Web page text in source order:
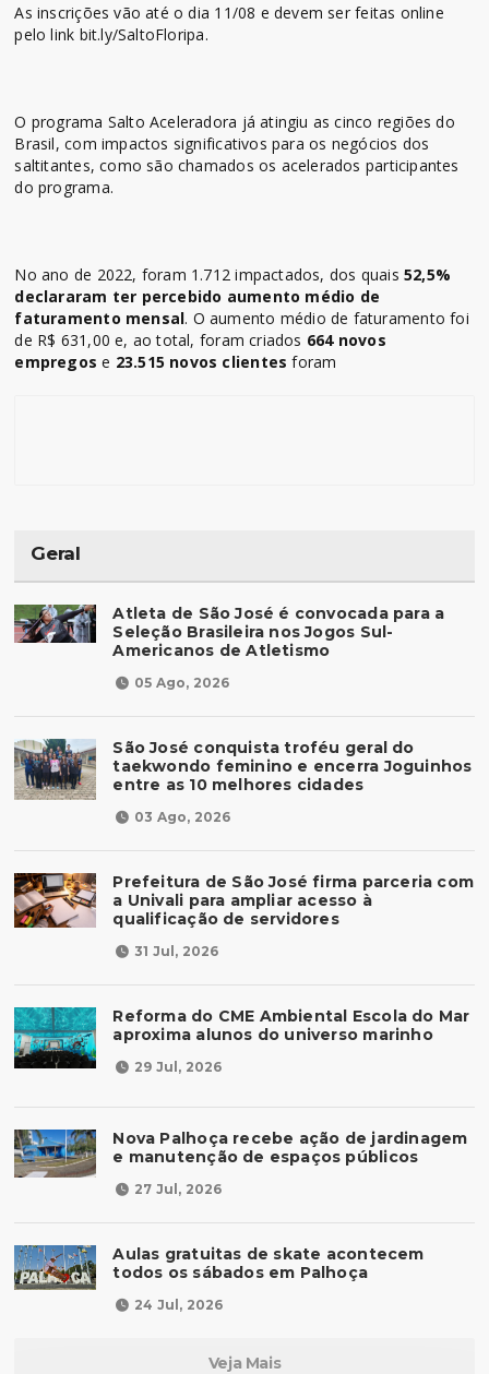
As inscrições vão até o dia 11/08 e devem ser feitas online
pelo link bit.ly/SaltoFloripa.
O programa Salto Aceleradora já atingiu as cinco regiões do
Brasil, com impactos significativos para os negócios dos
saltitantes, como são chamados os acelerados participantes
do programa.
No ano de 2022, foram 1.712 impactados, dos quais 52,5%
declararam ter percebido aumento médio de
faturamento mensal. O aumento médio de faturamento foi
de R$ 631,00 e, ao total, foram criados 664 novos
empregos e 23.515 novos clientes foram
Geral
Atleta de São José é convocada para a
Seleção Brasileira nos Jogos Sul-
Americanos de Atletismo
05 Ago, 2026
São José conquista troféu geral do
taekwondo feminino e encerra Joguinhos
entre as 10 melhores cidades
03 Ago, 2026
Prefeitura de São José firma parceria com
a Univali para ampliar acesso à
qualificação de servidores
31 Jul, 2026
Reforma do CME Ambiental Escola do Mar
aproxima alunos do universo marinho
29 Jul, 2026
Nova Palhoça recebe ação de jardinagem
e manutenção de espaços públicos
27 Jul, 2026
Aulas gratuitas de skate acontecem
todos os sábados em Palhoça
24 Jul, 2026
Veja Mais